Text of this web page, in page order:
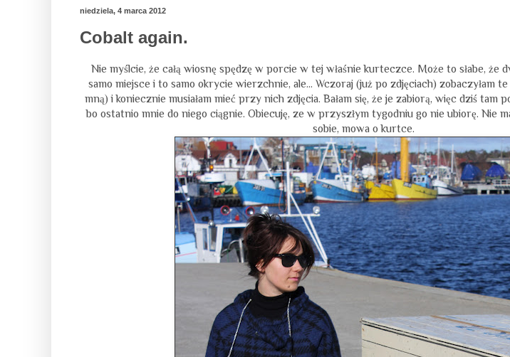
niedziela, 4 marca 2012
Cobalt again.
Nie myślcie, że całą wiosnę spędzę w porcie w tej właśnie kurteczce. Może to słabe, że
samo miejsce i to samo okrycie wierzchnie, ale... Wczoraj (już po zdjęciach) zobaczyłam
mną) i koniecznie musiałam mieć przy nich zdjęcia. Bałam się, że je zabiorą, więc dziś tam
bo ostatnio mnie do niego ciągnie. Obiecuję, ze w przyszłym tygodniu go nie ubiorę. Nie
sobie, mowa o kurtce.